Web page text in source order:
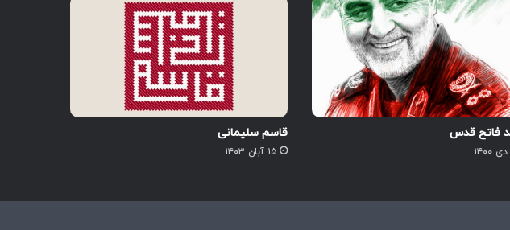
فاتح قدس قاسم سلیمانی
۱۵ آبان ۱۴۰۳